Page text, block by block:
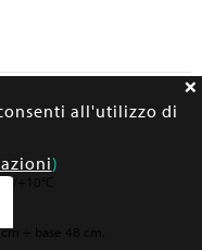
+10°C
+ base 48 cm.
all'utilizzo di
)